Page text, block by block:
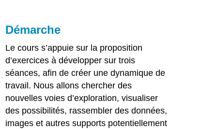
Démarche
Le cours s’appuie sur la proposition
d’exercices à développer sur trois
séances, afin de créer une dynamique de
travail. Nous allons chercher des
nouvelles voies d’exploration, visualiser
des possibilités, rassembler des données,
images et autres supports potentiellement